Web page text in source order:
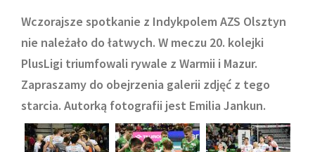
Wczorajsze spotkanie z Indykpolem AZS Olsztyn
nie należało do łatwych. W meczu 20. kolejki
PlusLigi triumfowali rywale z Warmii i Mazur.
Zapraszamy do obejrzenia galerii zdjęć z tego
starcia. Autorką fotografii jest Emilia Jankun.